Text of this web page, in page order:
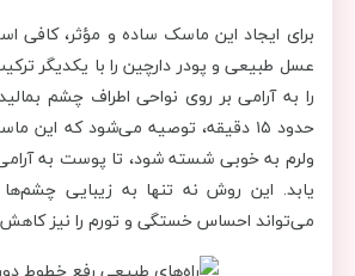
برای ایجاد این ماسک ساده و مؤثر، کافی
عسل طبیعی و پودر دارچین را با یکدیگر
را به آرامی بر روی نواحی اطراف چشم
حدود ۱۵ دقیقه، توصیه می‌شود که این
ولرم به خوبی شسته شود، تا پوست به
یابد. این روش نه تنها به زیبایی
می‌تواند احساس خستگی و تورم را نیز